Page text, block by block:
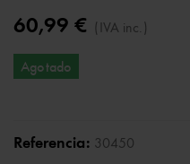
60,99 € (IVA inc.)
Agotado
Referencia: 30450